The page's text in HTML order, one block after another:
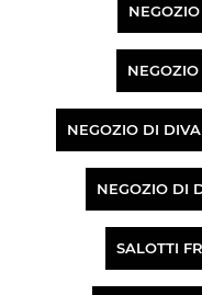
NEGOZIO DI
NEGOZIO DI
SALOTTI